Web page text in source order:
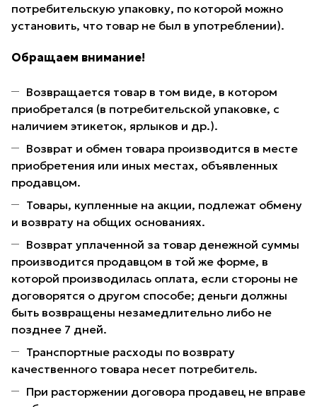
потребительскую упаковку, по которой можно
установить, что товар не был в употреблении).
Обращаем внимание!
Возвращается товар в том виде, в котором
приобретался (в потребительской упаковке, с
наличием этикеток, ярлыков и др.).
Возврат и обмен товара производится в месте
приобретения или иных местах, объявленных
продавцом.
Товары, купленные на акции, подлежат обмену
и возврату на общих основаниях.
Возврат уплаченной за товар денежной суммы
производится продавцом в той же форме, в
которой производилась оплата, если стороны не
договорятся о другом способе; деньги должны
быть возвращены незамедлительно либо не
позднее 7 дней.
Транспортные расходы по возврату
качественного товара несет потребитель.
При расторжении договора продавец не вправе